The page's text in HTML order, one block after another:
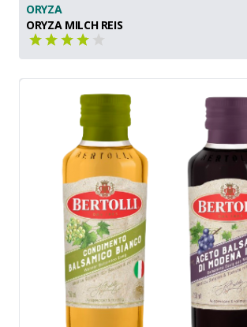
ORYZA
ORYZA MILCH REIS